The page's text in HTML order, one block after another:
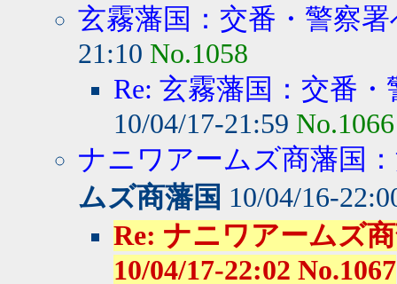
玄霧藩国：交番・警察
21:10 No.1058
Re: 玄霧藩国：交番
10/04/17-21:59 No.1066
ナニワアームズ商藩国
ムズ商藩国 10/04/16-
Re: ナニワアームズ
10/04/17-22:02 No.1067